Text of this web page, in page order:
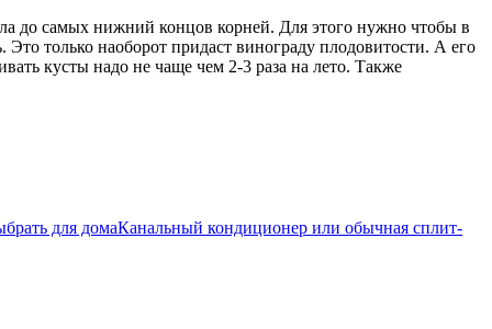
до самых нижний концов корней. Для этого нужно чтобы в
только наоборот придаст винограду плодовитости. А его
кусты надо не чаще чем 2-3 раза на лето. Также
Канальный кондиционер или обычная сплит-